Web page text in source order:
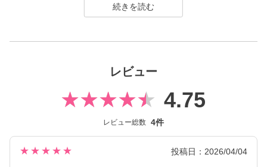
く瞳のおしゃれも楽しめるナチュラル系カラーレンズもラインナ
2026年には、ブランド誕生から10周年を迎えるにあたり、新イメ
ージモデルに KIM CHAEWON（キム・チェウォン）さんが就任
レビュー
4.75
レビュー総数 4件
★★★★★ 投稿日：2026/04/04